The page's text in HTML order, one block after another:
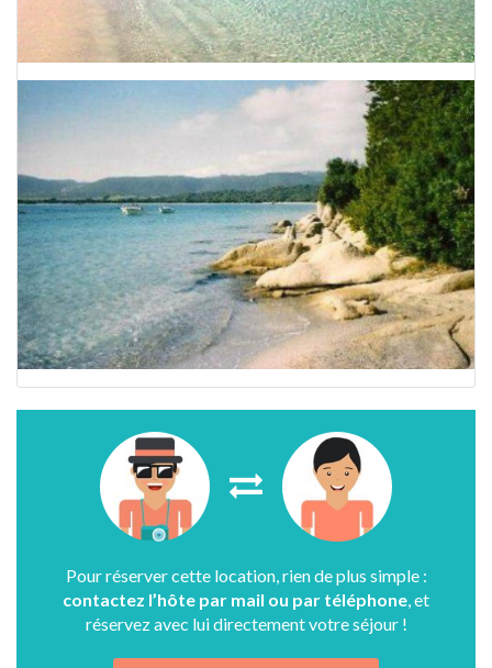
Pour réserver cette location, rien de plus simple :
contactez l’hôte par mail ou par téléphone , et
réservez avec lui directement votre séjour !